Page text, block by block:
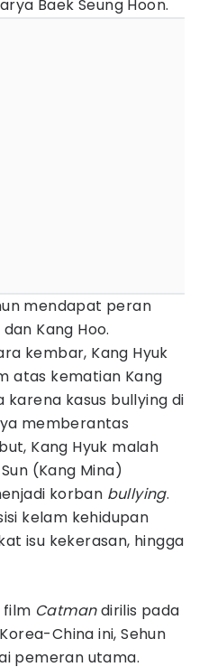
Baek Seung Hoon.
mendapat peran
Kang Hoo.
kembar, Kang Hyuk
atas kematian Kang
karena kasus bullying di
memberantas
Kang Hyuk malah
(Kang Mina)
korban bullying.
kelam kehidupan
isu kekerasan, hingga
film Catmandirilis pada
China ini, Sehun
pemeran utama.